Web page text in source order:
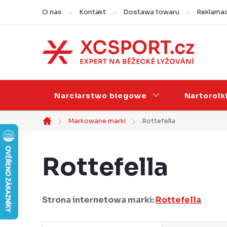
treści
O nas Kontakt Dostawa towaru
Narciarstwo biegowe Nartorolki
Home
Markowane marki Rottefella
Rottefella
Strona internetowa marki:Rottefella